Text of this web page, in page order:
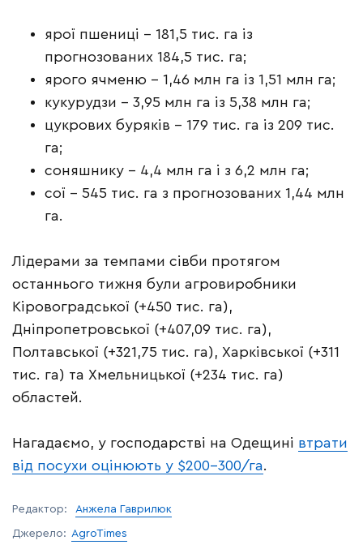
ярої пшениці – 181,5 тис. га із
прогнозованих 184,5 тис. га;
ярого ячменю – 1,46 млн га із 1,51 млн га;
кукурудзи – 3,95 млн га із 5,38 млн га;
цукрових буряків – 179 тис. га із 209 тис.
га;
соняшнику – 4,4 млн га і з 6,2 млн га;
сої – 545 тис. га з прогнозованих 1,44 млн
га.
Лідерами за темпами сівби протягом
останнього тижня були агровиробники
Кіровоградської (+450 тис. га),
Дніпропетровської (+407,09 тис. га),
Полтавської (+321,75 тис. га), Харківської (+311
тис. га) та Хмельницької (+234 тис. га)
областей.
Нагадаємо, у господарстві на Одещині втрати
від посухи оцінюють у $200-300/га.
Редактор: Анжела Гаврилюк
Джерело: AgroTimes